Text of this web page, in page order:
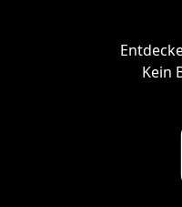
Kein